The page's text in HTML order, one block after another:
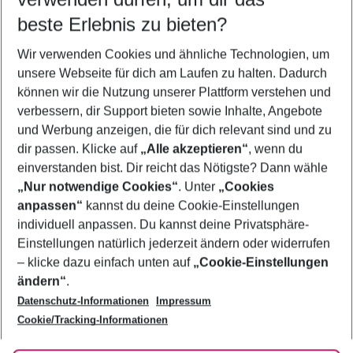
5-8 Nächte
2 Erwachsene Keine Kinder
Mehr Filter anzeigen
Footer
Footer navigation
Über uns
AGB
Bestpreisgarantie
Cookie-Einstellungen ändern
Cookie-Richtlinie
Agenturbetreuung
Barrierefreies Reisen
Folge uns
beste Erlebnis zu bieten?
Wir verwenden Cookies und ähnliche Technologien, um
unsere Webseite für dich am Laufen zu halten. Dadurch
können wir die Nutzung unserer Plattform verstehen und
verbessern, dir Support bieten sowie Inhalte, Angebote
und Werbung anzeigen, die für dich relevant sind und zu
dir passen. Klicke auf „Alle akzeptieren“, wenn du
einverstanden bist. Dir reicht das Nötigste? Dann wähle
„Nur notwendige Cookies“. Unter „Cookies
anpassen“ kannst du deine Cookie-Einstellungen
individuell anpassen. Du kannst deine Privatsphäre-
Einstellungen natürlich jederzeit ändern oder widerrufen
– klicke dazu einfach unten auf „Cookie-Einstellungen
ändern“.
Datenschutz-Informationen
Impressum
Cookie/Tracking-Informationen